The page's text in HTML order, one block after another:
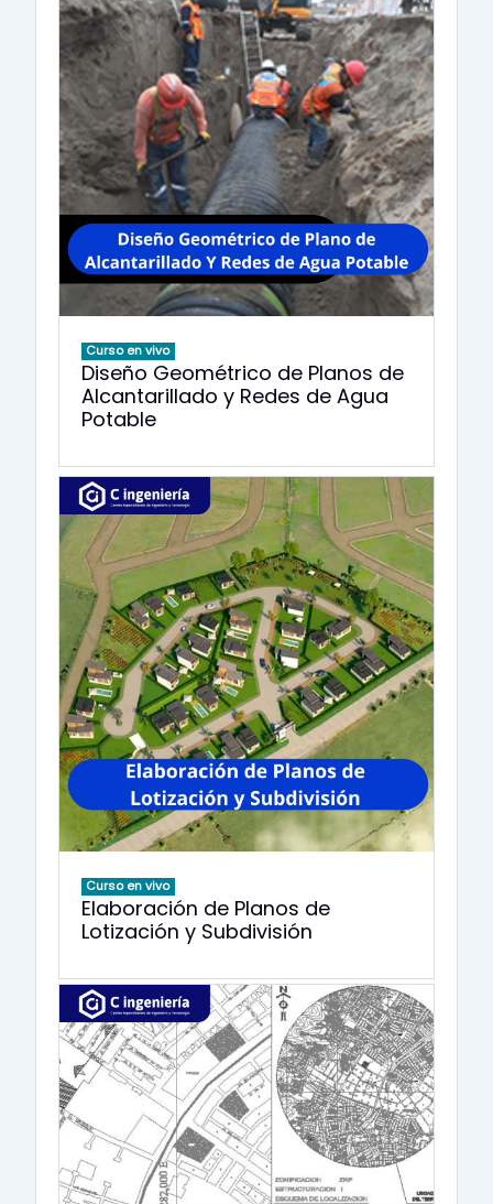
Curso en vivo
Diseño Geométrico de Planos de
Alcantarillado y Redes de Agua
Potable
Curso en vivo
Elaboración de Planos de
Lotización y Subdivisión